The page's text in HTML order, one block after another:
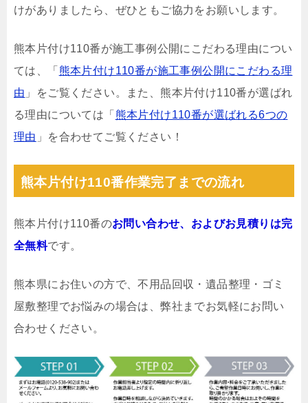
けがありましたら、ぜひともご協力をお願いします。
熊本片付け110番が施工事例公開にこだわる理由につい
ては、「 熊本片付け110番が施工事例公開にこだわる理
由 」をご覧ください。また、熊本片付け110番が選ばれ
る理由については「 熊本片付け110番が選ばれる6つの
理由 」を合わせてご覧ください！
熊本片付け110番作業完了までの流れ
熊本片付け110番のお問い合わせ、およびお見積りは完
全無料です。
熊本県にお住いの方で、不用品回収・遺品整理・ゴミ
屋敷整理でお悩みの場合は、弊社までお気軽にお問い
合わせください。